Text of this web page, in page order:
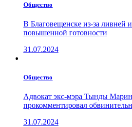
Общество
В Благовещенске из-за ливней
повышенной готовности
31.07.2024
Общество
Адвокат экс-мэра Тынды
прокомментировал
31.07.2024